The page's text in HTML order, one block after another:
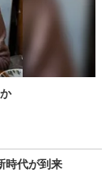
時代が到来